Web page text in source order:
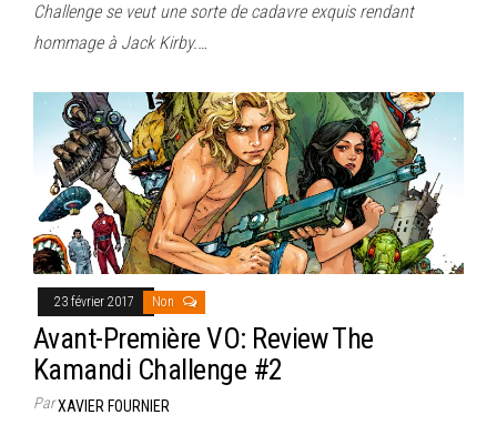
Challenge se veut une sorte de cadavre exquis rendant
hommage à Jack Kirby.…
23 février 2017 Non
Avant-Première VO: Review The
Kamandi Challenge #2
ParXAVIER FOURNIER